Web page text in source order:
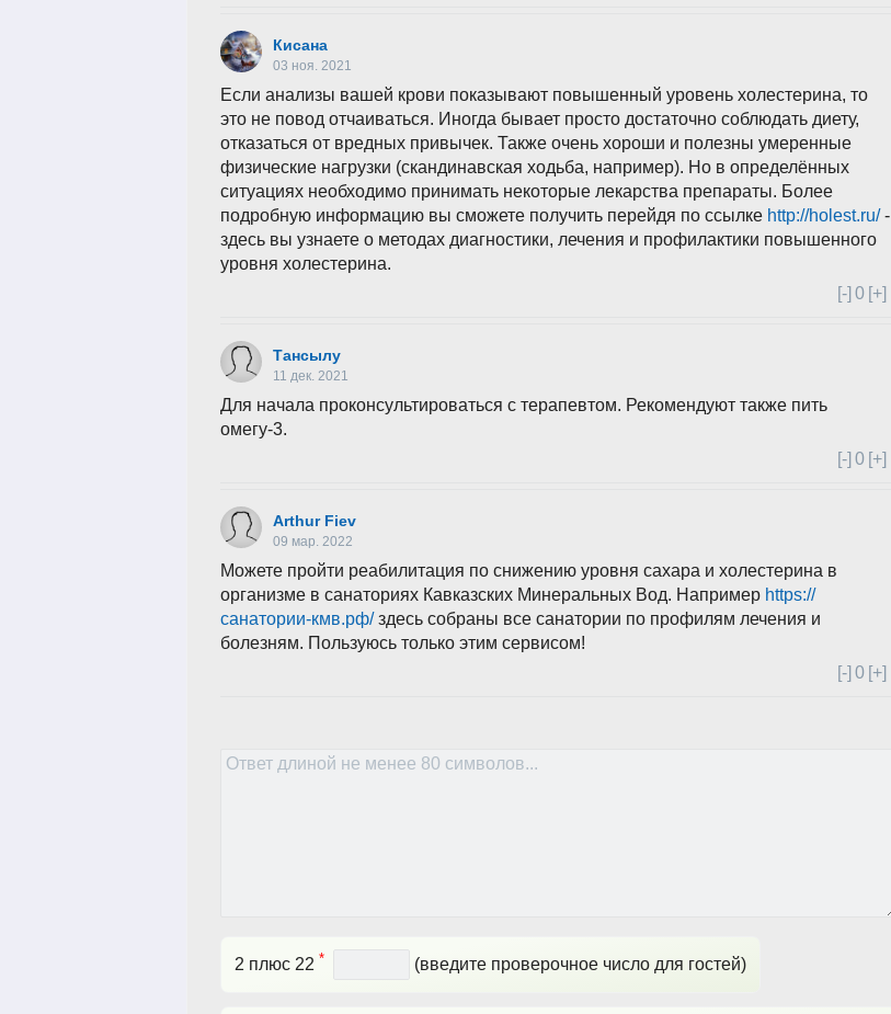
Кисана
03 ноя. 2021
Если анализы вашей крови показывают повышенный уровень холестерина, то
это не повод отчаиваться. Иногда бывает просто достаточно соблюдать диету,
отказаться от вредных привычек. Также очень хороши и полезны умеренные
физические нагрузки (скандинавская ходьба, например). Но в определённых
ситуациях необходимо принимать некоторые лекарства препараты. Более
подробную информацию вы сможете получить перейдя по ссылке http://holest.ru/-
здесь вы узнаете о методах диагностики, лечения и профилактики повышенного
уровня холестерина.
[-] 0 [+]
Тансылу
11 дек. 2021
Для начала проконсультироваться с терапевтом. Рекомендуют также пить
омегу-3.
[-] 0 [+]
Arthur Fiev
09 мар. 2022
Можете пройти реабилитация по снижению уровня сахара и холестерина в
организме в санаториях Кавказских Минеральных Вод. Например https://
санатории-кмв.рф/здесь собраны все санатории по профилям лечения и
болезням. Пользуюсь только этим сервисом!
[-] 0 [+]
2 плюс 22 * (введите проверочное число для гостей)